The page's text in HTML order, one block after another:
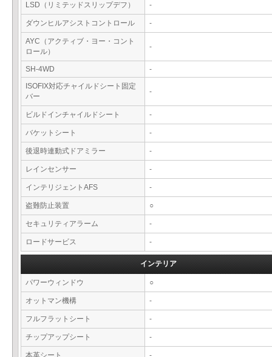
LSD（リミテッドスリップデフ） -
ダウンヒルアシストコントロール -
AYC（アクティブ・ヨー・コント
ロール）
-
SH-4WD
-
ISOFIX対応チャイルドシート固定
バー
-
ビルドインチャイルドシート -
バケットシート -
後退時連動式ドアミラー -
レインセンサー -
インテリジェントAFS -
盗難防止装置 ○
セキュリティアラーム -
ロードサービス -
インテリア
パワーウィンドウ ○
オットマン機構 -
フルフラットシート -
チップアップシート -
本革シート -